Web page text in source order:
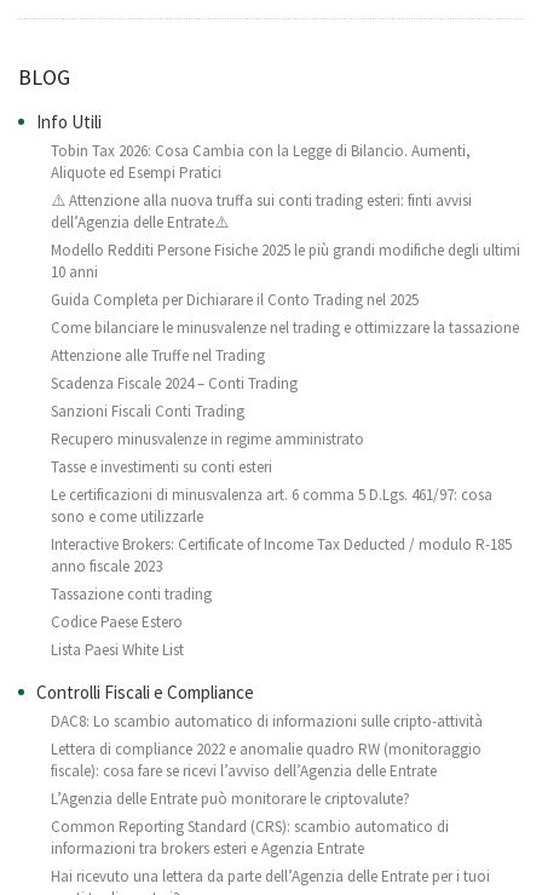
BLOG
Info Utili
Tobin Tax 2026: Cosa Cambia con la Legge di Bilancio. Aumenti,
Aliquote ed Esempi Pratici
⚠️ Attenzione alla nuova truffa sui conti trading esteri: finti avvisi
dell’Agenzia delle Entrate⚠️
Modello Redditi Persone Fisiche 2025 le più grandi modifiche degli ultimi
10 anni
Guida Completa per Dichiarare il Conto Trading nel 2025
Come bilanciare le minusvalenze nel trading e ottimizzare la tassazione
Attenzione alle Truffe nel Trading
Scadenza Fiscale 2024 – Conti Trading
Sanzioni Fiscali Conti Trading
Recupero minusvalenze in regime amministrato
Tasse e investimenti su conti esteri
Le certificazioni di minusvalenza art. 6 comma 5 D.Lgs. 461/97: cosa
sono e come utilizzarle
Interactive Brokers: Certificate of Income Tax Deducted / modulo R-185
anno fiscale 2023
Tassazione conti trading
Codice Paese Estero
Lista Paesi White List
Controlli Fiscali e Compliance
DAC8: Lo scambio automatico di informazioni sulle cripto-attività
Lettera di compliance 2022 e anomalie quadro RW (monitoraggio
fiscale): cosa fare se ricevi l’avviso dell’Agenzia delle Entrate
L’Agenzia delle Entrate può monitorare le criptovalute?
Common Reporting Standard (CRS): scambio automatico di
informazioni tra brokers esteri e Agenzia Entrate
Hai ricevuto una lettera da parte dell’Agenzia delle Entrate per i tuoi